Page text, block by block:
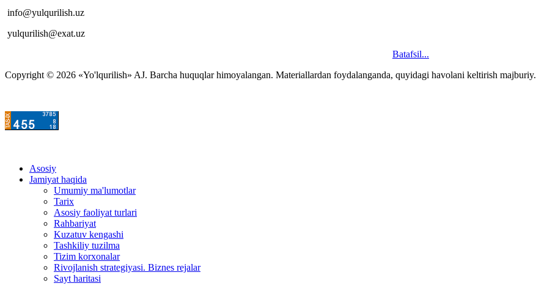
info@yulqurilish.uz
yulqurilish@exat.uz
Batafsil...
Copyright © 2026 «Yo'lqurilish» AJ. Barcha huquqlar himoyalangan. Materiallardan foydalanganda, quyidagi havolani keltirish majburiy.
Asosiy
Jamiyat haqida
Umumiy ma'lumotlar
Tarix
Asosiy faoliyat turlari
Rahbariyat
Kuzatuv kengashi
Tashkiliy tuzilma
Tizim korxonalar
Rivojlanish strategiyasi. Biznes rejalar
Sayt haritasi